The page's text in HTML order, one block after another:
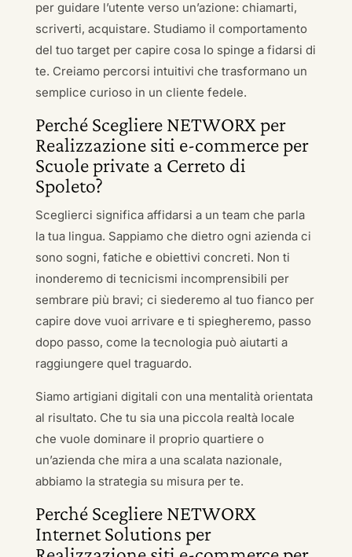
per guidare l’utente verso un’azione: chiamarti,
scriverti, acquistare. Studiamo il comportamento
del tuo target per capire cosa lo spinge a fidarsi di
te. Creiamo percorsi intuitivi che trasformano un
semplice curioso in un cliente fedele.
Perché Scegliere NETWORX per
Realizzazione siti e-commerce per
Scuole private a Cerreto di
Spoleto?
Sceglierci significa affidarsi a un team che parla
la tua lingua. Sappiamo che dietro ogni azienda ci
sono sogni, fatiche e obiettivi concreti. Non ti
inonderemo di tecnicismi incomprensibili per
sembrare più bravi; ci siederemo al tuo fianco per
capire dove vuoi arrivare e ti spiegheremo, passo
dopo passo, come la tecnologia può aiutarti a
raggiungere quel traguardo.
Siamo artigiani digitali con una mentalità orientata
al risultato. Che tu sia una piccola realtà locale
che vuole dominare il proprio quartiere o
un’azienda che mira a una scalata nazionale,
abbiamo la strategia su misura per te.
Perché Scegliere NETWORX
Internet Solutions per